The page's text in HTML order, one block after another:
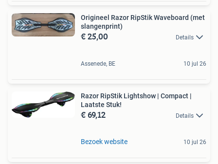
Origineel Razor RipStik Waveboard (met
slangenprint)
€ 25,00 Details
Assenede, BE 10 jul 26
Razor RipStik Lightshow | Compact |
Laatste Stuk!
€ 69,12 Details
Bezoek website 10 jul 26